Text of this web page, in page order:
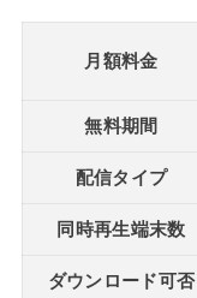
月額料金
無料期間
配信タイプ
同時再生端末数
ダウンロード可否